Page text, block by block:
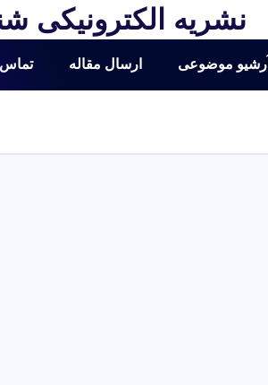
نشریه الکترونیکی
آرشیو موضوعی ارسال مقاله تماس